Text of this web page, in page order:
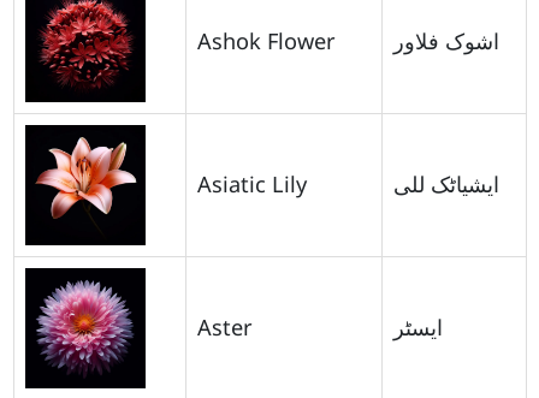
Ashok Flower اشوک فلاور
Asiatic Lily ایشیاٹک للی
Aster ایسٹر